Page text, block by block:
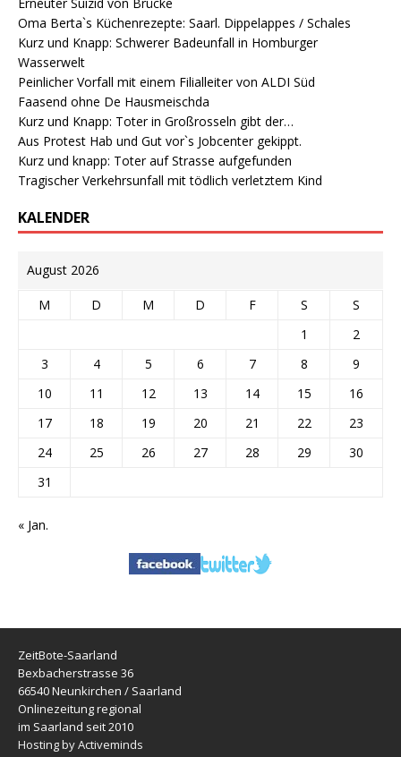
Oma Berta`s Küchenrezepte: Saarl. Dippelappes / Schales
Kurz und Knapp: Schwerer Badeunfall in Homburger
Wasserwelt
Peinlicher Vorfall mit einem Filialleiter von ALDI Süd
Faasend ohne De Hausmeischda
Kurz und Knapp: Toter in Großrosseln gibt der…
Aus Protest Hab und Gut vor`s Jobcenter gekippt.
Kurz und knapp: Toter auf Strasse aufgefunden
Tragischer Verkehrsunfall mit tödlich verletztem Kind
KALENDER
August 2026
M D M D F S
S
1
2
3
4 5 6 7 8
9
10
11 12 13 14 15
16
17
18 19 20 21 22
23
24
25 26 27 28 29
30
31
« Jan.
ZeitBote-Saarland
Bexbacherstrasse 36
66540 Neunkirchen / Saarland
Onlinezeitung regional
im Saarland seit 2010
Hosting by Activeminds